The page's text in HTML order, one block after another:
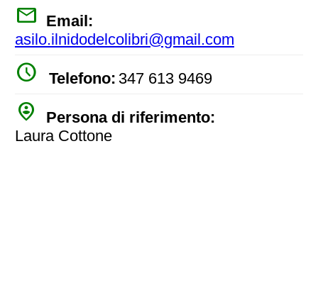
mail Email:
asilo.ilnidodelcolibri@gmail.com
watch_later Telefono: 347 613 9469
person_pin_circle
Persona di riferimento:
Laura Cottone